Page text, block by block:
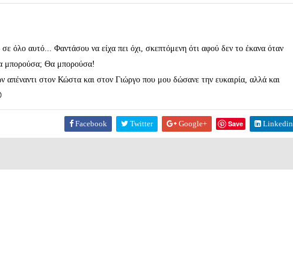
όλο αυτό... Φαντάσου να είχα πει όχι, σκεπτόμενη ότι αφού δεν το έκανα όταν
μπορούσα; Θα μπορούσα!
στον Κώστα και στον Γιώργο που μου δώσανε την ευκαιρία, αλλά και
Facebook Twitter Google+ Save Linkedin